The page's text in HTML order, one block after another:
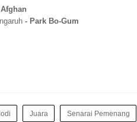
Afghan
- Park Bo-Gum
Juara Senarai Pemenang